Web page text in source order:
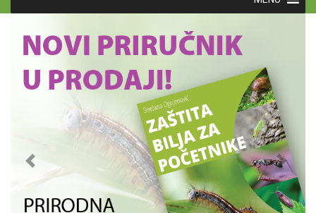
Previous Next